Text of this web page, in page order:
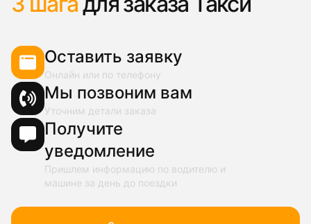
Оставить заявку
Онлайн или по телефону
Мы позвоним вам
Уточним детали заказа
Получите
уведомление
Пришлем информацию по водителю и
машине за день до поездки